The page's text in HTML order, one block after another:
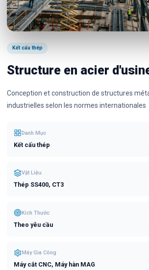
Kết cấu thép
Structure en acier
Conception et construction de structures
industrielles selon les normes internationales
Danh Mục
Kết cấu thép
Vật Liệu
Thép SS400, CT3
Kích Thước
Theo yêu cầu
Máy Gia Công
Máy cắt CNC, Máy hàn MAG